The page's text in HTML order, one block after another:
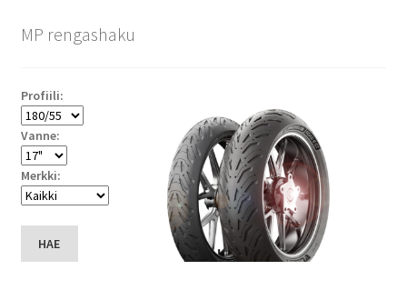
MP rengashaku
Profiili:
Vanne:
Merkki:
HAE